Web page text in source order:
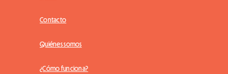
Contacto
Quiénes somos
¿Cómo funciona?